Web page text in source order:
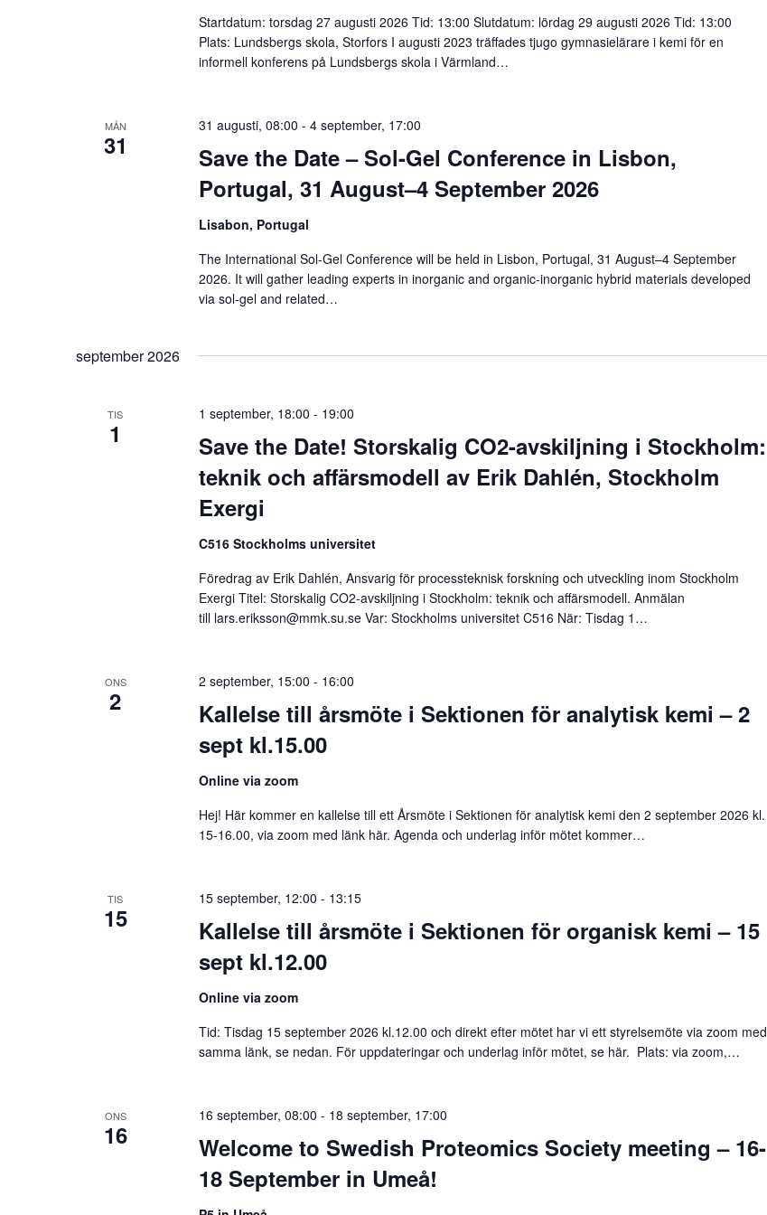
Startdatum: torsdag 27 augusti 2026 Tid: 13:00 Slutdatum: lördag 29 augusti 2026 Tid: 13:00
Plats: Lundsbergs skola, Storfors I augusti 2023 träffades tjugo gymnasielärare i kemi för en
informell konferens på Lundsbergs skola i Värmland…
MÅN
31
Save the Date – Sol-Gel Conference in Lisbon,
Portugal, 31 August–4 September 2026
31 augusti, 08:00 - 4 september, 17:00
Lisabon, Portugal
The International Sol-Gel Conference will be held in Lisbon, Portugal, 31 August–4 September
2026. It will gather leading experts in inorganic and organic-inorganic hybrid materials developed
via sol-gel and related…
september 2026
TIS
1
Save the Date! Storskalig CO2-avskiljning i Stockholm:
teknik och affärsmodell av Erik Dahlén, Stockholm
Exergi
1 september, 18:00 - 19:00
C516 Stockholms universitet
Föredrag av Erik Dahlén, Ansvarig för processteknisk forskning och utveckling inom Stockholm
Exergi Titel: Storskalig CO2-avskiljning i Stockholm: teknik och affärsmodell. Anmälan
till lars.eriksson@mmk.su.se Var: Stockholms universitet C516 När: Tisdag 1…
ONS
2
Kallelse till årsmöte i Sektionen för analytisk kemi – 2
sept kl.15.00
2 september, 15:00 - 16:00
Online via zoom
Hej! Här kommer en kallelse till ett Årsmöte i Sektionen för analytisk kemi den 2 september 2026 kl.
15-16.00, via zoom med länk här. Agenda och underlag inför mötet kommer…
TIS
15
Kallelse till årsmöte i Sektionen för organisk kemi – 15
sept kl.12.00
15 september, 12:00 - 13:15
Online via zoom
Tid: Tisdag 15 september 2026 kl.12.00 och direkt efter mötet har vi ett styrelsemöte via zoom med
samma länk, se nedan. För uppdateringar och underlag inför mötet, se här. Plats: via zoom,…
ONS
16
Welcome to Swedish Proteomics Society meeting – 16-
18 September in Umeå!
16 september, 08:00 - 18 september, 17:00